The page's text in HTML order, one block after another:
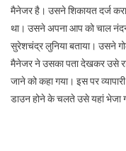
मैनेजर है। उसने शिकायत दर्ज
था। उसने अपना आप को चाल नंदन
सुरेशचंद्र लुनिया बताया। उसने
मैनेजर ने उसका पता देखकर उसे
जाने को कहा गया। इस पर
डाउन होने के चलते उसे यहां भेजा